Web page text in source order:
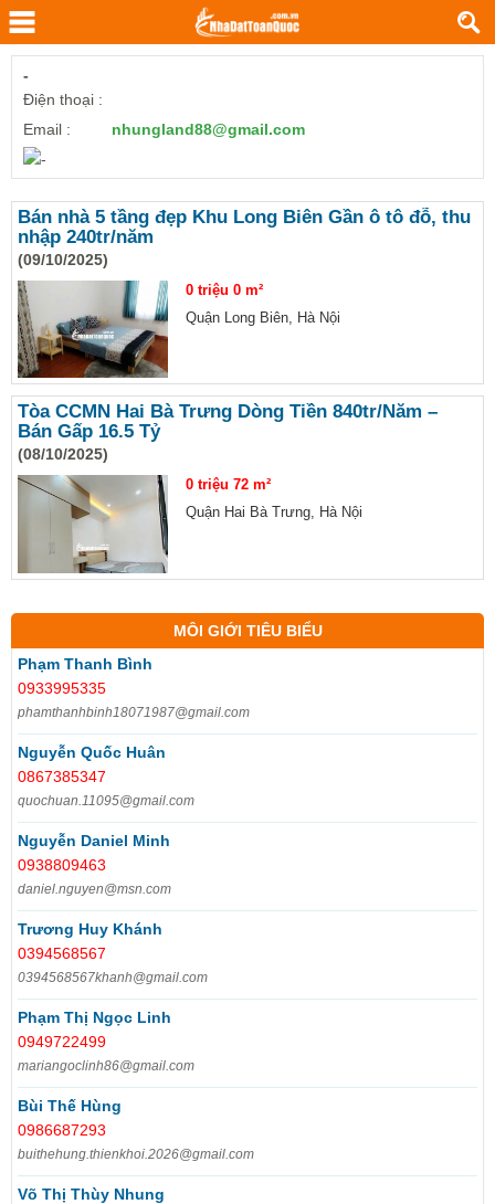
-
Điện thoại :
Email :
nhungland88@gmail.com
Bán nhà 5 tầng đẹp Khu Long Biên Gần ô tô đỗ, thu
nhập 240tr/năm
(09/10/2025)
0 triệu 0 m²
Quận Long Biên, Hà Nội
Tòa CCMN Hai Bà Trưng Dòng Tiền 840tr/Năm –
Bán Gấp 16.5 Tỷ
(08/10/2025)
0 triệu 72 m²
Quận Hai Bà Trưng, Hà Nội
MÔI GIỚI TIÊU BIỂU
Phạm Thanh Bình
0933995335
phamthanhbinh18071987@gmail.com
Nguyễn Quốc Huân
0867385347
quochuan.11095@gmail.com
Nguyễn Daniel Minh
0938809463
daniel.nguyen@msn.com
Trương Huy Khánh
0394568567
0394568567khanh@gmail.com
Phạm Thị Ngọc Linh
0949722499
mariangoclinh86@gmail.com
Bùi Thế Hùng
0986687293
buithehung.thienkhoi.2026@gmail.com
Võ Thị Thùy Nhung